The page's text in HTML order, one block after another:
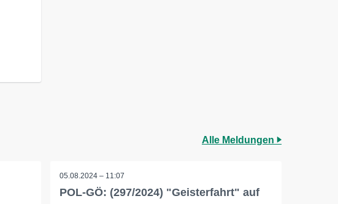
Alle Meldungen
05.08.2024 – 11:07
POL-GÖ: (297/2024) "Geisterfahrt" auf